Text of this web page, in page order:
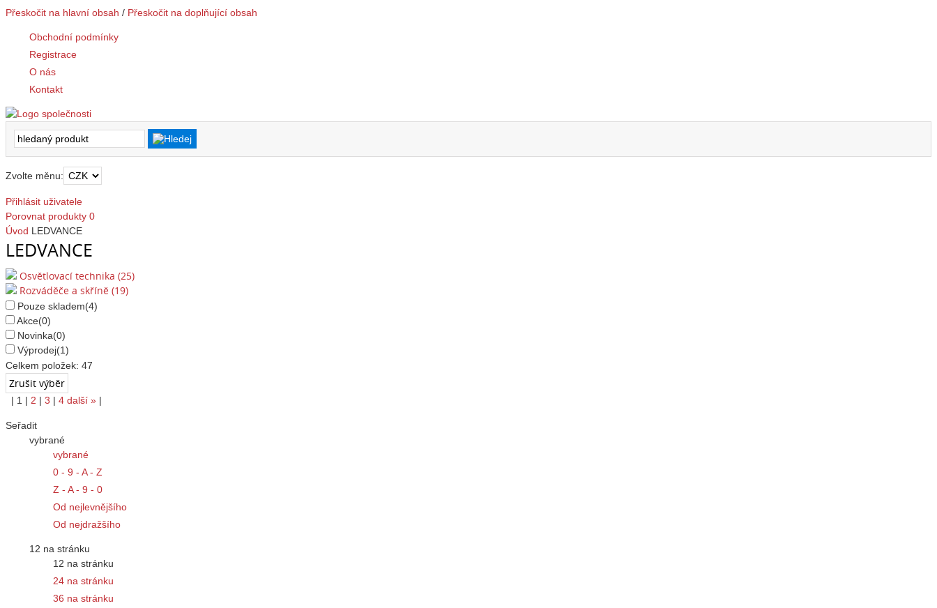
Přeskočit na hlavní obsah / Přeskočit na doplňující obsah
Obchodní podmínky
Registrace
O nás
Kontakt
Zvolte měnu:
Přihlásit uživatele
Porovnat produkty 0
Úvod LEDVANCE
LEDVANCE
Osvětlovací technika (25)
Rozváděče a skříně (19)
Pouze skladem(4)
Akce(0)
Novinka(0)
Výprodej(1)
Celkem položek: 47
| 1 | 2 | 3 | 4 další » |
Seřadit
vybrané
vybrané
0 - 9 - A - Z
Z - A - 9 - 0
Od nejlevnějšího
Od nejdražšího
12 na stránku
12 na stránku
24 na stránku
36 na stránku